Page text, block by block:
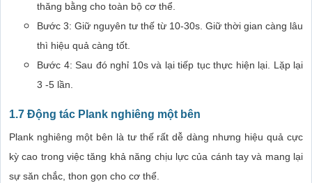
thăng bằng cho toàn bộ cơ thể.
Bước 3: Giữ nguyên tư thế từ 10-30s. Giữ thời gian càng lâu
thì hiệu quả càng tốt.
Bước 4: Sau đó nghỉ 10s và lại tiếp tục thực hiện lại. Lặp lại
3 -5 lần.
1.7 Động tác Plank nghiêng một bên
Plank nghiêng một bên là tư thế rất dễ dàng nhưng hiệu quả cực
kỳ cao trong việc tăng khả năng chịu lực của cánh tay và mang lại
sự săn chắc, thon gọn cho cơ thể.